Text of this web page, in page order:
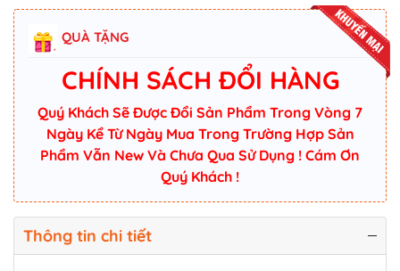
QUÀ TẶNG
CHÍNH SÁCH ĐỔI HÀNG
Quý Khách Sẽ Được Đổi Sản Phẩm Trong Vòng 7
Ngày Kể Từ Ngày Mua Trong Trường Hợp Sản
Phẩm Vẫn New Và Chưa Qua Sử Dụng ! Cám Ơn
Quý Khách !
Thông tin chi tiết